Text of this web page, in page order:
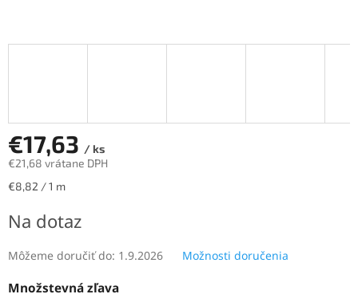
€17,63 / ks
€21,68 vrátane DPH
Jednotková
€8,82 / 1 m
Na dotaz
Môžeme doručiť do: 1.9.2026 Možnosti doručenia
Množstevná zľava